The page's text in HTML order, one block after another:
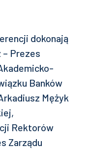
dokonają
Prezes
Banków
Mężyk
Rektorów
Zarządu